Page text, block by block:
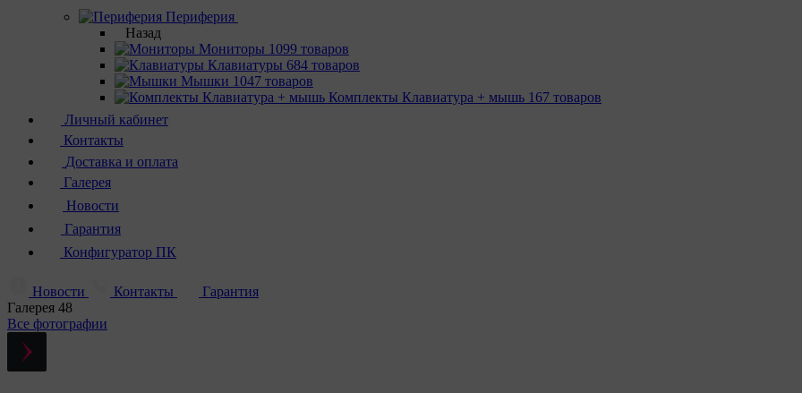
Периферия
Назад
Мониторы 1099 товаров
Клавиатуры 684 товаров
Мышки 1047 товаров
Комплекты Клавиатура + мышь 167 товаров
Личный кабинет
Контакты
Доставка и оплата
Галерея
Новости
Гарантия
Конфигуратор ПК
Новости Контакты
Гарантия
Галерея 48
Все фотографии